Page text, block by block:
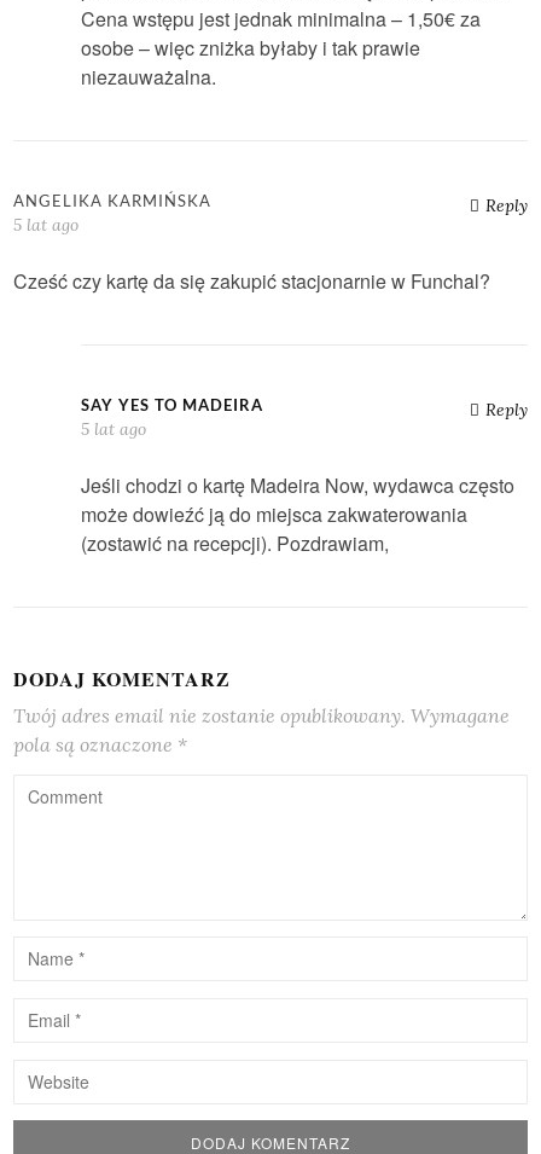
Cena wstępu jest jednak minimalna – 1,50€ za
osobe – więc zniżka byłaby i tak prawie
niezauważalna.
ANGELIKA KARMIŃSKA
5 lat ago
Reply
Cześć czy kartę da się zakupić stacjonarnie w Funchal?
SAY YES TO MADEIRA
5 lat ago
Reply
Jeśli chodzi o kartę Madeira Now, wydawca często
może dowieźć ją do miejsca zakwaterowania
(zostawić na recepcji). Pozdrawiam,
DODAJ KOMENTARZ
Twój adres email nie zostanie opublikowany. Wymagane
pola są oznaczone *